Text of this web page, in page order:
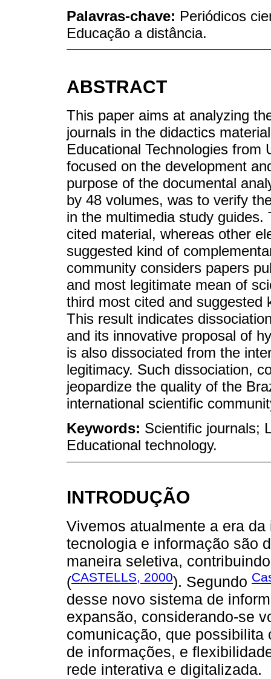
Palavras-chave: Periódicos
Educação a distância.
ABSTRACT
This paper aims at analyzing
journals in the didactics
Educational Technologies from
focused on the development
purpose of the documental
by 48 volumes, was to verify
in the multimedia study
cited material, whereas other
suggested kind of
community considers papers
and most legitimate mean of
third most cited and suggested
This result indicates
and its innovative proposal of
is also dissociated from the
legitimacy. Such dissociation,
jeopardize the quality of the
international scientific
Keywords: Scientific journals;
Educational technology.
INTRODUÇÃO
Vivemos atualmente a era
tecnologia e informação são
maneira seletiva,
(CASTELLS, 2000). Segundo
desse novo sistema de
expansão, considerando-se
comunicação, que
de informações, e
rede interativa e digitalizada.